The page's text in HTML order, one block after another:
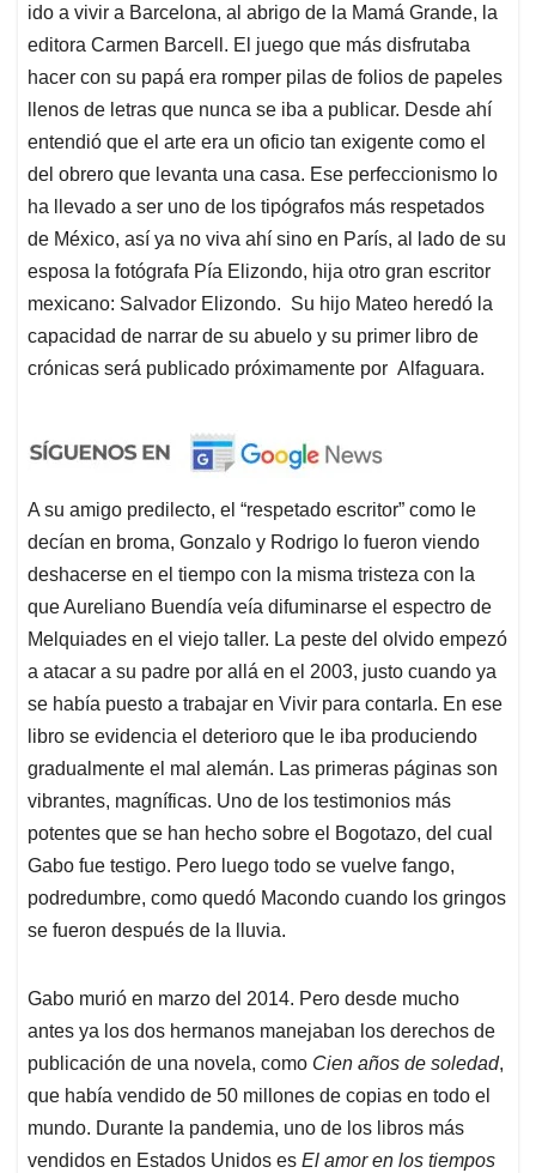
ido a vivir a Barcelona, al abrigo de la Mamá Grande, la
editora Carmen Barcell. El juego que más disfrutaba
hacer con su papá era romper pilas de folios de papeles
llenos de letras que nunca se iba a publicar. Desde ahí
entendió que el arte era un oficio tan exigente como el
del obrero que levanta una casa. Ese perfeccionismo lo
ha llevado a ser uno de los tipógrafos más respetados
de México, así ya no viva ahí sino en París, al lado de su
esposa la fotógrafa Pía Elizondo, hija otro gran escritor
mexicano: Salvador Elizondo. Su hijo Mateo heredó la
capacidad de narrar de su abuelo y su primer libro de
crónicas será publicado próximamente por Alfaguara.
A su amigo predilecto, el “respetado escritor” como le
decían en broma, Gonzalo y Rodrigo lo fueron viendo
deshacerse en el tiempo con la misma tristeza con la
que Aureliano Buendía veía difuminarse el espectro de
Melquiades en el viejo taller. La peste del olvido empezó
a atacar a su padre por allá en el 2003, justo cuando ya
se había puesto a trabajar en Vivir para contarla. En ese
libro se evidencia el deterioro que le iba produciendo
gradualmente el mal alemán. Las primeras páginas son
vibrantes, magníficas. Uno de los testimonios más
potentes que se han hecho sobre el Bogotazo, del cual
Gabo fue testigo. Pero luego todo se vuelve fango,
podredumbre, como quedó Macondo cuando los gringos
se fueron después de la lluvia.
Gabo murió en marzo del 2014. Pero desde mucho
antes ya los dos hermanos manejaban los derechos de
publicación de una novela, como Cien años de soledad,
que había vendido de 50 millones de copias en todo el
mundo. Durante la pandemia, uno de los libros más
vendidos en Estados Unidos es El amor en los tiempos